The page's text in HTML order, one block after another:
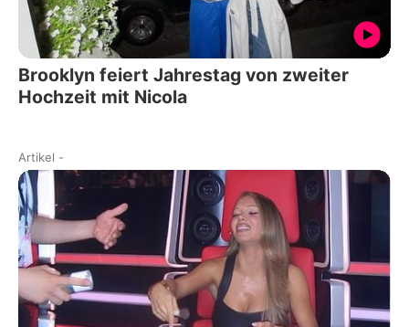
Brooklyn feiert Jahrestag von zweiter
Hochzeit mit Nicola
Artikel -